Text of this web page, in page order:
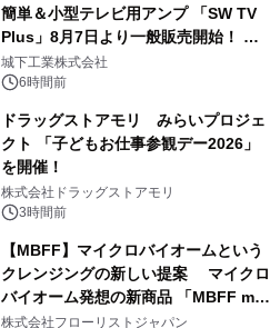
簡単＆小型テレビ用アンプ 「SW TV
Plus」8月7日より一般販売開始！ ケ
ーブル1本つなぐだけ、テレビの音が
ぐっと豊かに
城下工業株式会社
6時間前
ドラッグストアモリ みらいプロジェ
クト 「子どもお仕事参観デー2026」
を開催！
株式会社ドラッグストアモリ
3時間前
【MBFF】マイクロバイオームという
クレンジングの新しい提案 マイクロ
バイオーム発想の新商品 「MBFF mb
クレンジングPRO」を2026年8月6日
株式会社フローリストジャパン